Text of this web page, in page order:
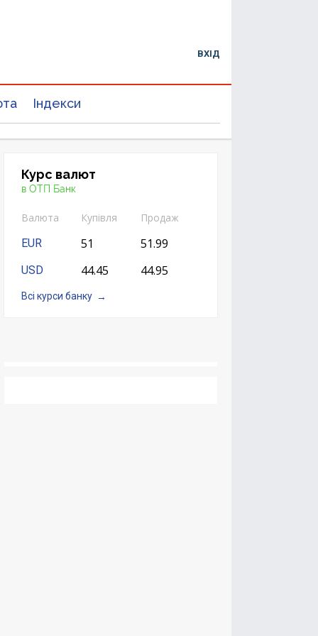
ВХІД
Індекси
Курс валют
в ОТП Банк
Валюта Купівля
Продаж
EUR
51 51.99
USD 44.45 44.95
Всі курси банку